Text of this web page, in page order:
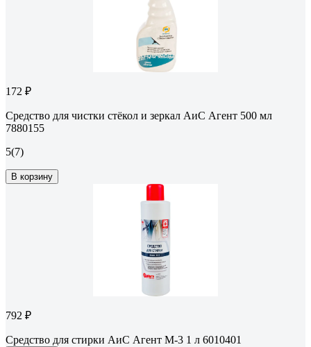
172 ₽
Средство для чистки стёкол и зеркал АиС Агент 500 мл
7880155
5(7)
В корзину
792 ₽
Средство для стирки АиС Агент M-3 1 л 6010401